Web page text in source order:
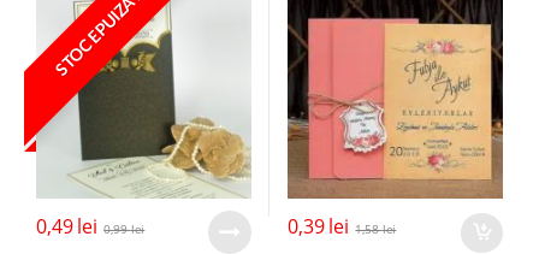
STOC EPUIZAT
0,49lei 0,99lei 0,39lei 1,58lei